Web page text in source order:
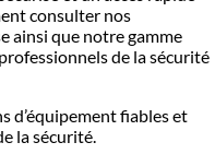
consulter nos
ainsi que notre gamme
de la sécurité
d’équipement fiables et
la sécurité.